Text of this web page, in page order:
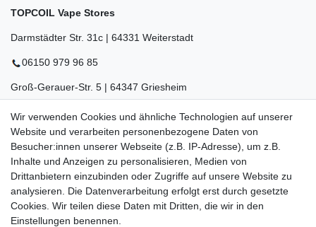
TOPCOIL Vape Stores
Darmstädter Str. 31c | 64331 Weiterstadt
06150 979 96 85
Groß-Gerauer-Str. 5 | 64347 Griesheim
06155 834 88 58
Eberstädter Str. 21 | 64319 Pfungstadt
06157 984 88 55
Öffnungszeiten finden Sie hier: www.topcoil.de
E-MAIL **
Newsletter
Wir verwenden Cookies und ähnliche Technologien auf unserer
Website und verarbeiten personenbezogene Daten von
Besucher:innen unserer Webseite (z.B. IP-Adresse), um z.B.
Inhalte und Anzeigen zu personalisieren, Medien von
Drittanbietern einzubinden oder Zugriffe auf unsere Website zu
analysieren. Die Datenverarbeitung erfolgt erst durch gesetzte
Cookies. Wir teilen diese Daten mit Dritten, die wir in den
Einstellungen benennen.